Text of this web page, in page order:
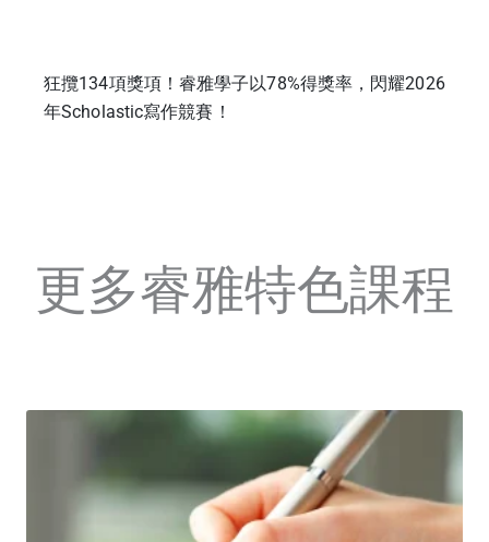
狂攬134項獎項！睿雅學子以78%得獎率，閃耀2026
年Scholastic寫作競賽！
更多睿雅特色課程